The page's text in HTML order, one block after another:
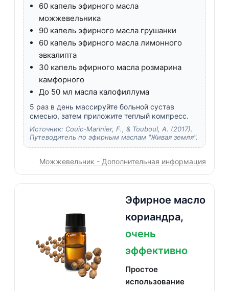
60 капель эфирного масла
можжевельника
90 капель эфирного масла грушанки
60 капель эфирного масла лимонного
эвкалипта
30 капель эфирного масла розмарина
камфорного
До 50 мл масла калофиллума
5 раз в день массируйте больной сустав
смесью, затем приложите теплый компресс.
Источник: Couic-Marinier, F., & Touboul, A. (2017).
Путеводитель по эфирным маслам "Живая земля".
Можжевельник - Дополнительная информация
Эфирное масло
кориандра,
очень
эффективно
Простое
использование